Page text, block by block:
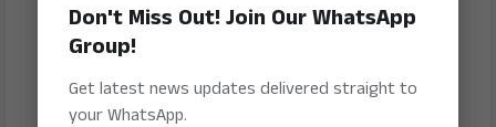
Don't Miss Out! Join Our WhatsApp
Group!
Get latest news updates delivered straight to
your WhatsApp.